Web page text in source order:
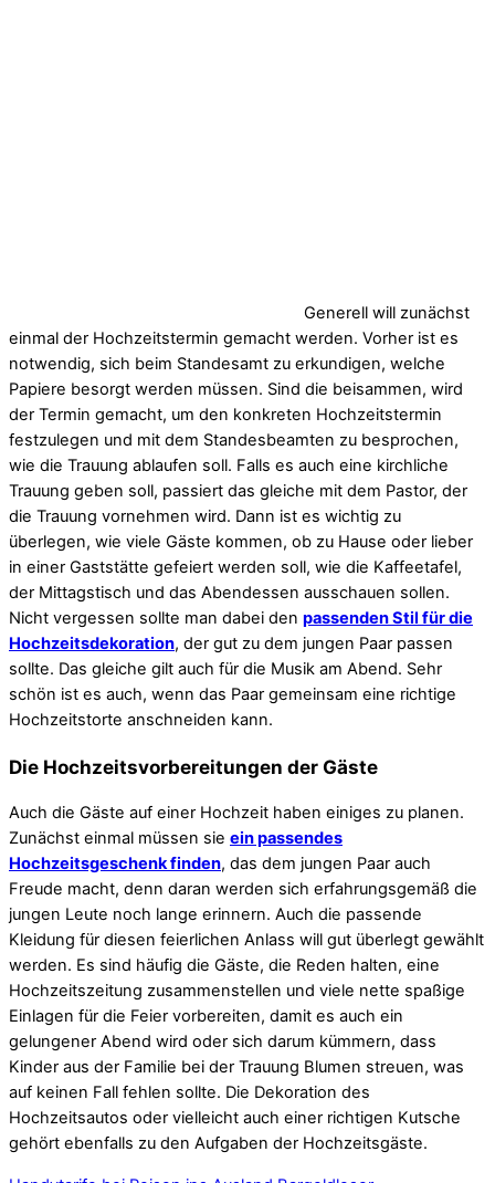
Generell will zunächst
einmal der Hochzeitstermin gemacht werden. Vorher ist es
notwendig, sich beim Standesamt zu erkundigen, welche
Papiere besorgt werden müssen. Sind die beisammen, wird
der Termin gemacht, um den konkreten Hochzeitstermin
festzulegen und mit dem Standesbeamten zu besprochen,
wie die Trauung ablaufen soll. Falls es auch eine kirchliche
Trauung geben soll, passiert das gleiche mit dem Pastor, der
die Trauung vornehmen wird. Dann ist es wichtig zu
überlegen, wie viele Gäste kommen, ob zu Hause oder lieber
in einer Gaststätte gefeiert werden soll, wie die Kaffeetafel,
der Mittagstisch und das Abendessen ausschauen sollen.
Nicht vergessen sollte man dabei den passenden Stil für die
Hochzeitsdekoration, der gut zu dem jungen Paar passen
sollte. Das gleiche gilt auch für die Musik am Abend. Sehr
schön ist es auch, wenn das Paar gemeinsam eine richtige
Hochzeitstorte anschneiden kann.
Die Hochzeitsvorbereitungen der Gäste
Auch die Gäste auf einer Hochzeit haben einiges zu planen.
Zunächst einmal müssen sie ein passendes
Hochzeitsgeschenk finden, das dem jungen Paar auch
Freude macht, denn daran werden sich erfahrungsgemäß die
jungen Leute noch lange erinnern. Auch die passende
Kleidung für diesen feierlichen Anlass will gut überlegt gewählt
werden. Es sind häufig die Gäste, die Reden halten, eine
Hochzeitszeitung zusammenstellen und viele nette spaßige
Einlagen für die Feier vorbereiten, damit es auch ein
gelungener Abend wird oder sich darum kümmern, dass
Kinder aus der Familie bei der Trauung Blumen streuen, was
auf keinen Fall fehlen sollte. Die Dekoration des
Hochzeitsautos oder vielleicht auch einer richtigen Kutsche
gehört ebenfalls zu den Aufgaben der Hochzeitsgäste.